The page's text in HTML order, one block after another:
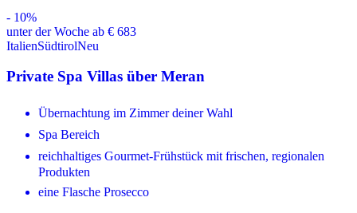
- 10%
unter der Woche ab € 683
ItalienSüdtirolNeu
Private Spa Villas über Meran
Übernachtung im Zimmer deiner Wahl
Spa Bereich
reichhaltiges Gourmet-Frühstück mit frischen, regionalen
Produkten
eine Flasche Prosecco